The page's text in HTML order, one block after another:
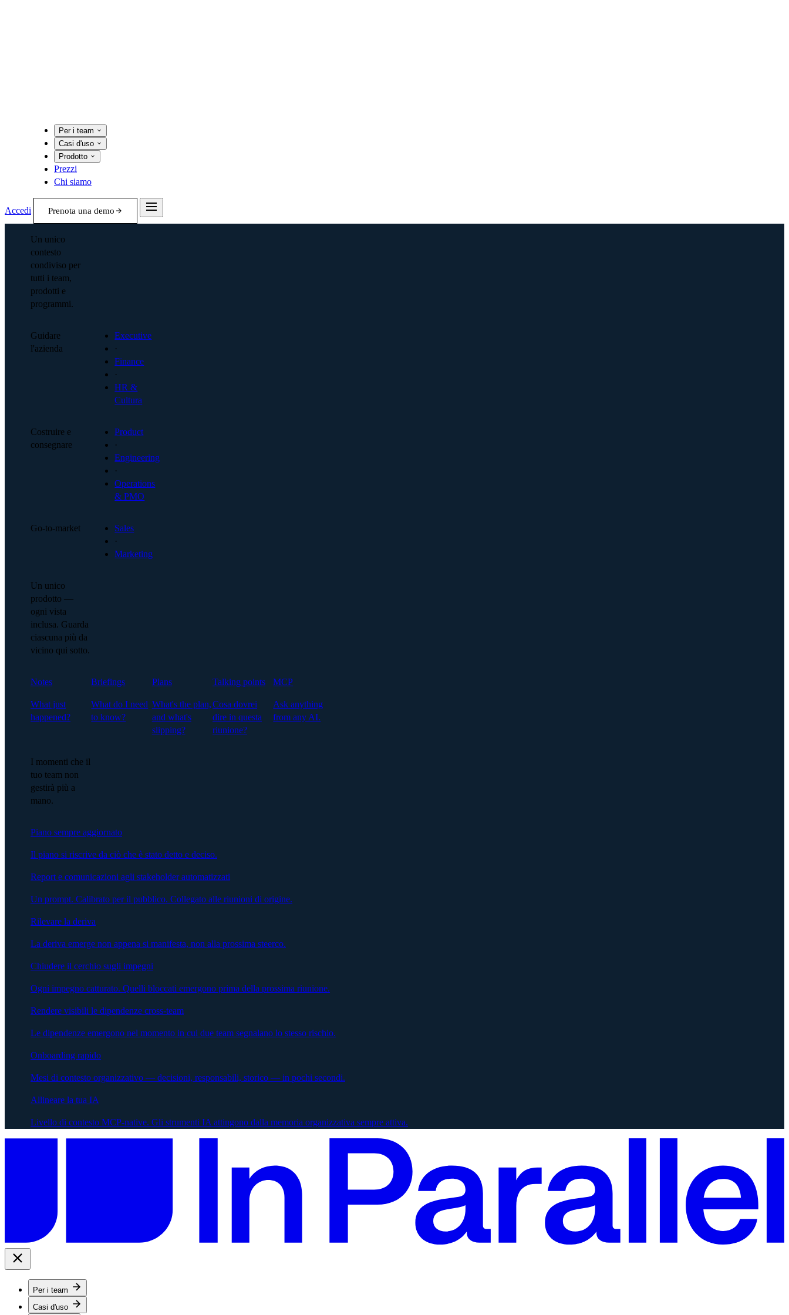
Per i team
Casi d'uso
Prodotto
Prezzi
Chi siamo
Accedi Prenota una demo
Un unico
contesto
condiviso per
tutti i team,
prodotti e
programmi.
Guidare
l'azienda
Executive
·
Finance
·
HR &
Cultura
Costruire e
consegnare
Product
·
Engineering
·
Operations
& PMO
Go-to-market
Sales
·
Marketing
Un unico
prodotto —
ogni vista
inclusa. Guarda
ciascuna più da
vicino qui sotto.
Notes
What just
happened?
Briefings
What do I need
to know?
Plans
What's the plan,
and what's
slipping?
Talking points
Cosa dovrei
dire in questa
riunione?
MCP
Ask anything
from any AI.
I momenti che il
tuo team non
gestirà più a
mano.
Piano sempre aggiornato
Il piano si riscrive da ciò che è stato detto e deciso.
Report e comunicazioni agli stakeholder automatizzati
Un prompt. Calibrato per il pubblico. Collegato alle riunioni di origine.
Rilevare la deriva
La deriva emerge non appena si manifesta, non alla prossima steerco.
Chiudere il cerchio sugli impegni
Ogni impegno catturato. Quelli bloccati emergono prima della prossima riunione.
Rendere visibili le dipendenze cross-team
Le dipendenze emergono nel momento in cui due team segnalano lo stesso rischio.
Onboarding rapido
Mesi di contesto organizzativo — decisioni, responsabili, storico — in pochi secondi.
Allineare la tua IA
Livello di contesto MCP-native. Gli strumenti IA attingono dalla memoria organizzativa sempre attiva.
Per i team
Casi d'uso